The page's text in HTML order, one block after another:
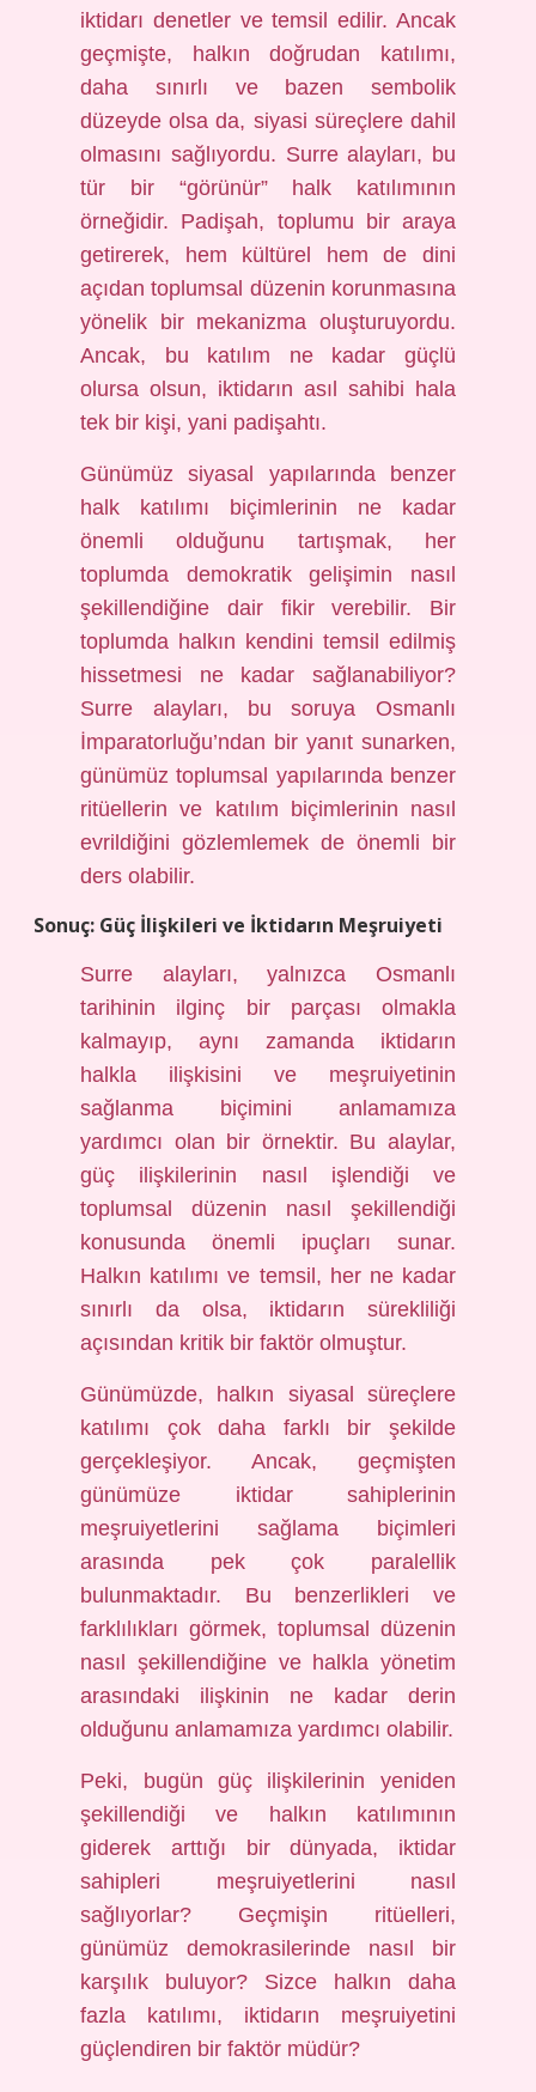
iktidarı denetler ve temsil edilir. Ancak
geçmişte, halkın doğrudan katılımı,
daha sınırlı ve bazen sembolik
düzeyde olsa da, siyasi süreçlere dahil
olmasını sağlıyordu. Surre alayları, bu
tür bir “görünür” halk katılımının
örneğidir. Padişah, toplumu bir araya
getirerek, hem kültürel hem de dini
açıdan toplumsal düzenin korunmasına
yönelik bir mekanizma oluşturuyordu.
Ancak, bu katılım ne kadar güçlü
olursa olsun, iktidarın asıl sahibi hala
tek bir kişi, yani padişahtı.
Günümüz siyasal yapılarında benzer
halk katılımı biçimlerinin ne kadar
önemli olduğunu tartışmak, her
toplumda demokratik gelişimin nasıl
şekillendiğine dair fikir verebilir. Bir
toplumda halkın kendini temsil edilmiş
hissetmesi ne kadar sağlanabiliyor?
Surre alayları, bu soruya Osmanlı
İmparatorluğu’ndan bir yanıt sunarken,
günümüz toplumsal yapılarında benzer
ritüellerin ve katılım biçimlerinin nasıl
evrildiğini gözlemlemek de önemli bir
ders olabilir.
Sonuç: Güç İlişkileri ve İktidarın Meşruiyeti
Surre alayları, yalnızca Osmanlı
tarihinin ilginç bir parçası olmakla
kalmayıp, aynı zamanda iktidarın
halkla ilişkisini ve meşruiyetinin
sağlanma biçimini anlamamıza
yardımcı olan bir örnektir. Bu alaylar,
güç ilişkilerinin nasıl işlendiği ve
toplumsal düzenin nasıl şekillendiği
konusunda önemli ipuçları sunar.
Halkın katılımı ve temsil, her ne kadar
sınırlı da olsa, iktidarın sürekliliği
açısından kritik bir faktör olmuştur.
Günümüzde, halkın siyasal süreçlere
katılımı çok daha farklı bir şekilde
gerçekleşiyor. Ancak, geçmişten
günümüze iktidar sahiplerinin
meşruiyetlerini sağlama biçimleri
arasında pek çok paralellik
bulunmaktadır. Bu benzerlikleri ve
farklılıkları görmek, toplumsal düzenin
nasıl şekillendiğine ve halkla yönetim
arasındaki ilişkinin ne kadar derin
olduğunu anlamamıza yardımcı olabilir.
Peki, bugün güç ilişkilerinin yeniden
şekillendiği ve halkın katılımının
giderek arttığı bir dünyada, iktidar
sahipleri meşruiyetlerini nasıl
sağlıyorlar? Geçmişin ritüelleri,
günümüz demokrasilerinde nasıl bir
karşılık buluyor? Sizce halkın daha
fazla katılımı, iktidarın meşruiyetini
güçlendiren bir faktör müdür?